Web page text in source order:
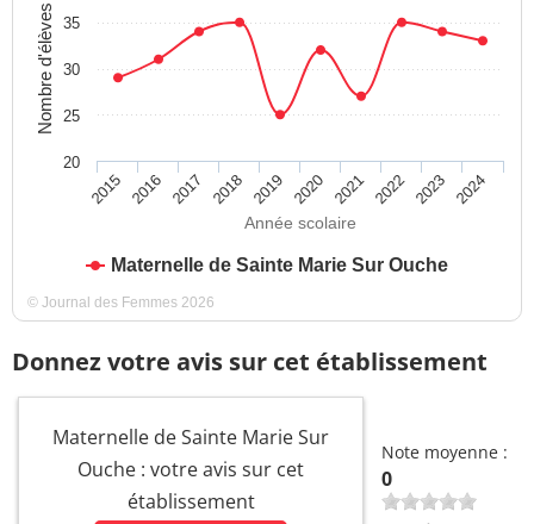
Année scolaire
Nombre d'élèves
Maternelle de Sainte Marie Sur Ouche
2015 2016 2017 2018 2019 2020 2021 2022 2023 2024
20
25
30
35
© Journal des Femmes 2026
Donnez votre avis sur cet établissement
Maternelle de Sainte Marie Sur
Ouche : votre avis sur cet
établissement
Note moyenne :
0